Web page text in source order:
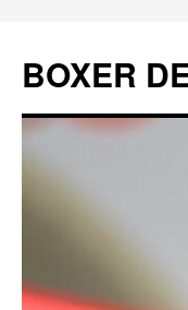
obsahu
webu
BOXER